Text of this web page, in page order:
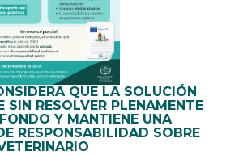
QUE LA SOLUCIÓN
SIN RESOLVER PLENAMENTE
Y MANTIENE UNA
RESPONSABILIDAD SOBRE